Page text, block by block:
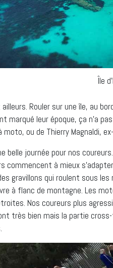
Île
Rouler sur une île, au
marqué leur époque, ça n’a
moto, ou de Thierry Magnaldi,
belle journée pour nos
commencent à mieux
gravillons qui roulent sous les
à flanc de montagne. Les
Nos coureurs plus
très bien mais la partie